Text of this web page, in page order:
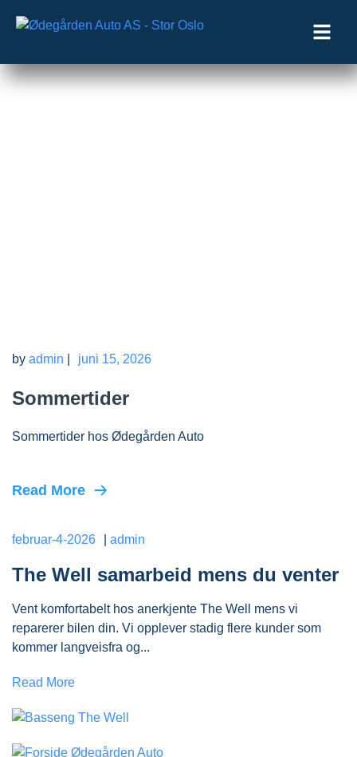
by admin juni 15, 2026
Sommertider
Sommertider hos Ødegården Auto
Read More
februar-4-2026 admin
The Well samarbeid mens du venter
Vent komfortabelt hos anerkjente The Well mens vi
reparerer bilen din. Vi opplever stadig flere kunder som
kommer langveisfra og...
Read More